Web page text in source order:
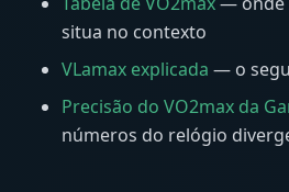
situa no contexto
VLamax explicada — o
Precisão do VO2max da
números do relógio